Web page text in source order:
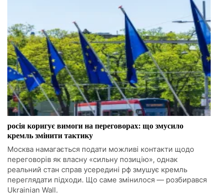
росія коригує вимоги на переговорах: що змусило
кремль змінити тактику
Москва намагається подати можливі контакти щодо
переговорів як власну «сильну позицію», однак
реальний стан справ усередині рф змушує кремль
переглядати підходи. Що саме змінилося — розбирався
Ukrainian Wall.